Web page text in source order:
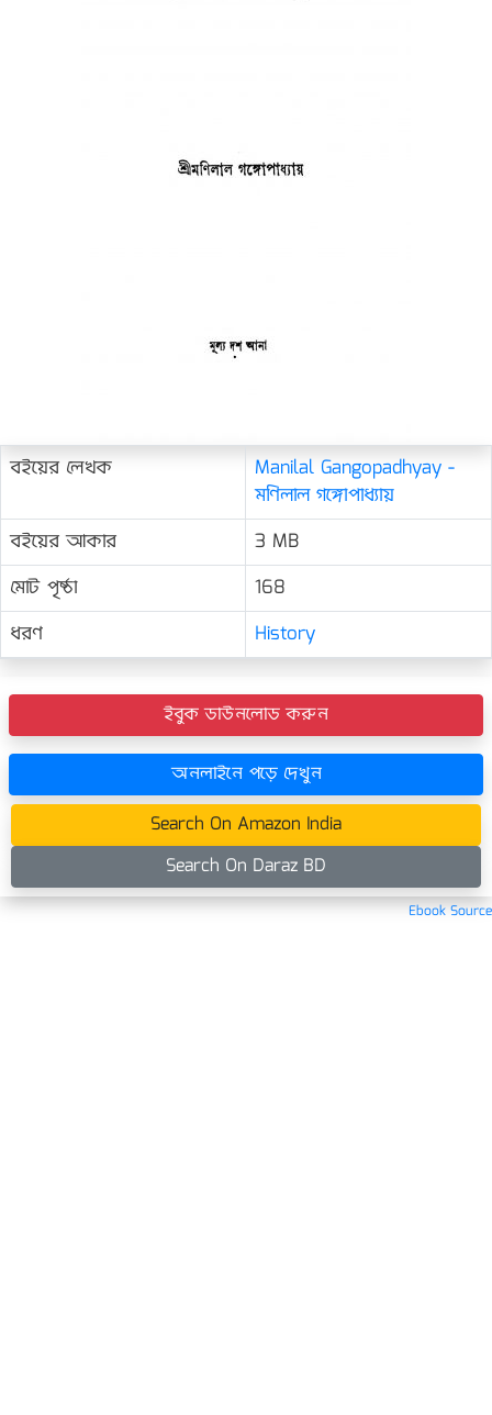
বইয়ের লেখক
Manilal Gangopadhyay -
মণিলাল গঙ্গোপাধ্যায়
বইয়ের আকার
3 MB
মোট পৃষ্ঠা
168
ধরণ
History
ইবুক ডাউনলোড করুন
অনলাইনে পড়ে দেখুন
Search On Amazon India
Search On Daraz BD
Ebook Source